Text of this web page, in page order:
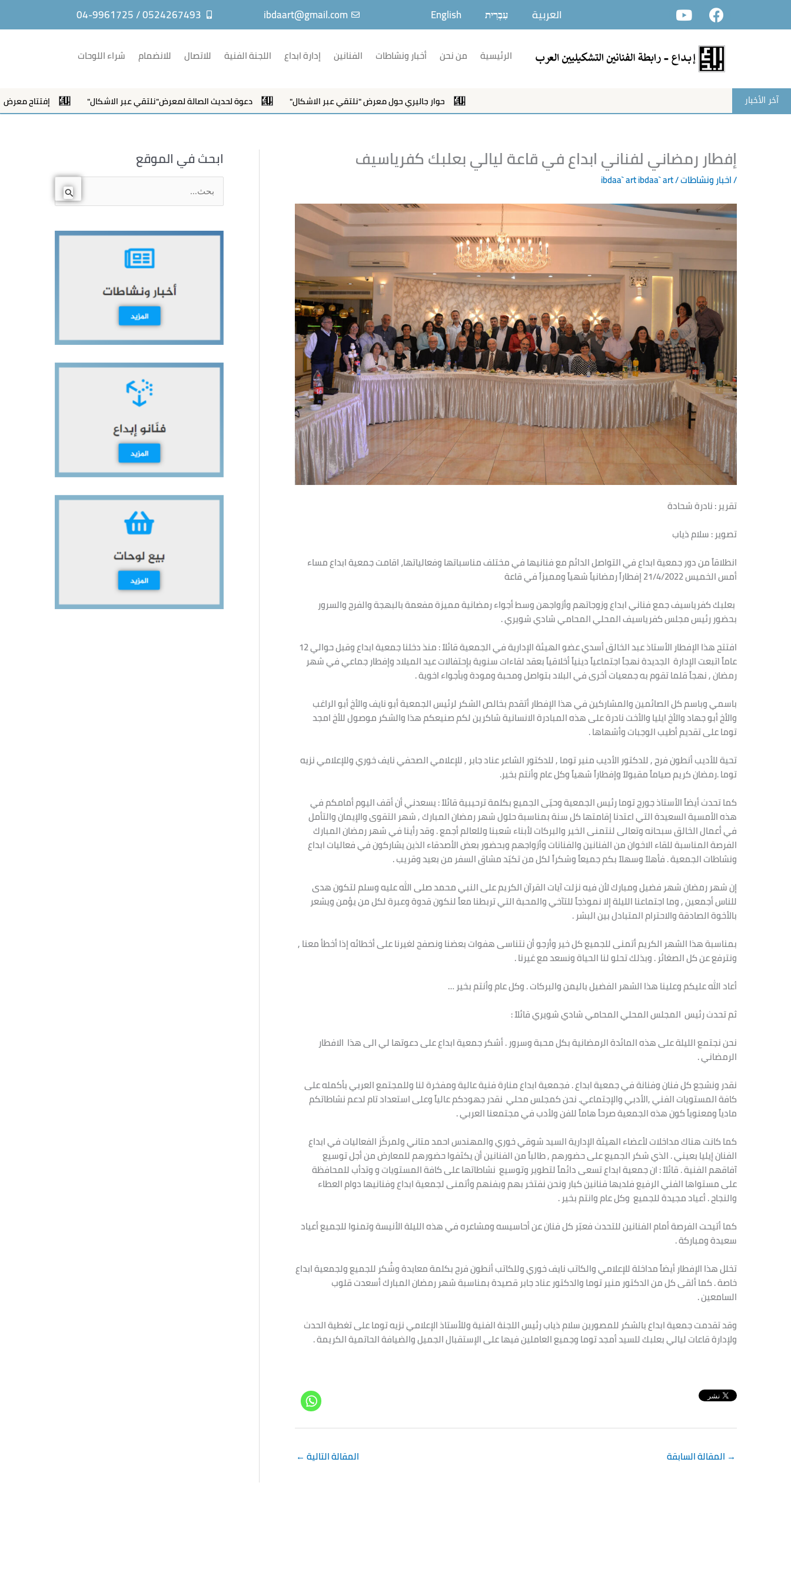
المحتوى
F
a
c
e
b
o
k
Y
o
u
t
u
العربية עִבְרִית English
ibdaart@gmail.com
0524267493 / 04-9961725
الرئيسية من نحن أخبار ونشاطات الفنانين إدارة ابداع اللجنة الفنية للاتصال للانضمام شراء اللوحات
آخر الأخبار حوار جاليري حول معرض "نلتقي عبر الاشكال" دعوة لحديث الصالة لمعرض"نلتقي عبر الاشكال" إفتتاح معرض طلاب
إفطار رمضاني لفناني ابداع في قاعة ليالي بعلبك كفرياسيف
/اخبار ونشاطات/ ibdaa` art
ibdaa` art
تقرير : نادرة شحادة
تصوير : سلام ذياب
انطلاقاً من دور جمعية ابداع في التواصل الدائم مع فنانيها في مختلف مناسباتها وفعالياتها، اقامت جمعية ابداع مساء
أمس الخميس 21/4/2022 إفطاراً رمضانياً شهياً ومميزاً في قاعة
بعلبك كفرياسيف جمع فناني ابداع وزوجاتهم وأزواجهن وسط أجواء رمضانية مميزة مفعمة بالبهجة والفرح والسرور
بحضور رئيس مجلس كفرياسيف المحلي المحامي شادي شويري .
افتتح هذا الإفطار الأستاذ عبد الخالق أسدي عضو الهيئة الإدارية في الجمعية قائلاً : منذ دخلنا جمعية ابداع وقبل حوالي 12
عاماً اتبعت الإدارة الجديدة نهجاً اجتماعياً دينياً أخلاقياً بعقد لقاءات سنوية بإحتفالات عيد الميلاد وإفطار جماعي في شهر
رمضان , نهجاً قلما تقوم به جمعيات أخرى في البلاد بتواصل ومحبة ومودة وبأجواء اخوية .
باسمي وباسم كل الصائمين والمشاركين في هذا الإفطار أتقدم بخالص الشكر لرئيس الجمعية أبو نايف والأخ أبو الراغب
والأخ أبو جهاد والأخ ايليا والأخت نادرة على هذه المبادرة الانسانية شاكرين لكم صنيعكم هذا والشكر موصول للأخ امجد
توما على تقديم أطيب الوجبات وأشهاها .
تحية للأديب أنطون فرح , للدكتور الأديب منير توما , للدكتور الشاعر عناد جابر , للإعلامي الصحفي نايف خوري وللإعلامي نزيه
توما .رمضان كريم صياماً مقبولاً وإفطاراً شهياً وكل عام وأنتم بخير.
كما تحدث أيضاً الأستاذ جورج توما رئيس الجمعية وحيّى الجميع بكلمة ترحيبية قائلاً : يسعدني أن أقف اليوم أمامكم في
هذه الأمسية السعيدة التي اعتدنا إقامتها كل سنة بمناسبة حلول شهر رمضان المبارك , شهر التقوى والإيمان والتأمل
في أعمال الخالق سبحانه وتعالى لنتمنى الخير والبركات لأبناء شعبنا وللعالم أجمع . وقد رأينا في شهر رمضان المبارك
الفرصة المناسبة للقاء الاخوان من الفنانين والفنانات وأزواجهم وبحضور بعض الأصدقاء الذين يشاركون في فعاليات ابداع
ونشاطات الجمعية . فأهلاً وسهلاً بكم جميعاً وشكراً لكل من تكبّد مشاق السفر من بعيد وقريب .
إن شهر رمضان شهر فضيل ومبارك لأن فيه نزلت آيات القرآن الكريم على النبي محمد صلى الله عليه وسلم لتكون هدى
للناس أجمعين , وما اجتماعنا الليلة إلا نموذجاً للتآخي والمحبة التي تربطنا معاً لنكون قدوة وعبرة لكل من يؤمن ويشعر
بالأخوة الصادقة والاحترام المتبادل بين البشر .
بمناسبة هذا الشهر الكريم أتمنى للجميع كل خير وأرجو أن نتناسى هفوات بعضنا ونصفح لغيرنا على أخطائه إذا أخطأ معنا ,
ونترفع عن كل الصغائر . وبذلك تحلو لنا الحياة ونسعد مع غيرنا .
أعاد الله عليكم وعلينا هذا الشهر الفضيل باليمن والبركات . وكل عام وأنتم بخير …
ثم تحدث رئيس المجلس المحلي المحامي شادي شويري قائلاً :
نحن نجتمع الليلة على هذه المائدة الرمضانية بكل محبة وسرور . أشكر جمعية ابداع على دعوتها لي الى هذا الافطار
الرمضاني .
نقدر ونشجع كل فنان وفنانة في جمعية ابداع . فجمعية ابداع منارة فنية عالية ومفخرة لنا وللمجتمع العربي بأكمله على
كافة المستويات الفني ,الأدبي والإجتماعي. نحن كمجلس محلي نقدر جهودكم عالياً وعلى استعداد تام لدعم نشاطاتكم
مادياً ومعنوياً كون هذه الجمعية صرحاً هاماً للفن ولأدب في مجتمعنا العربي .
كما كانت هناك مداخلات لأعضاء الهيئة الإدارية السيد شوقي خوري والمهندس احمد متاني ولمركّز الفعاليات في ابداع
الفنان إيليا بعيني . الذي شكر الجميع على حضورهم , طالباً من الفنانين أن يكثفوا حضورهم للمعارض من أجل توسيع
آفاقهم الفنية . قائلاً : ان جمعية ابداع تسعى دائماً لتطوير وتوسيع نشاطاتها على كافة المستويات و وتدأب للمحافظة
على مستواها الفني الرفيع فلديها فنانين كبار ونحن نفتخر بهم وبفنهم وأتمنى لجمعية ابداع وفنانيها دوام العطاء
والنجاح . أعياد مجيدة للجميع وكل عام وانتم بخير .
كما أتيحت الفرصة أمام الفنانين للتحدث فعبّر كل فنان عن أحاسيسه ومشاعره في هذه الليلة الأنيسة وتمنوا للجميع أعياد
سعيدة ومباركة .
تخلل هذا الإفطار أيضاً مداخلة للإعلامي والكاتب نايف خوري وللكاتب أنطون فرح بكلمة معايدة وشُكر للجميع ولجمعية ابداع
خاصة . كما ألقى كل من الدكتور منير توما والدكتور عناد جابر قصيدة بمناسبة شهر رمضان المبارك أسعدت قلوب
السامعين .
وقد تقدمت جمعية ابداع بالشكر للمصورين سلام ذياب رئيس اللجنة الفنية وللأستاذ الإعلامي نزيه توما على تغطية الحدث
ولإدارة قاعات ليالي بعلبك للسيد أمجد توما وجميع العاملين فيها على الإستقبال الجميل والضيافة الحاتمية الكريمة .
→ المقالة السابقة المقالة التالية ←
ابحث في الموقع
ب